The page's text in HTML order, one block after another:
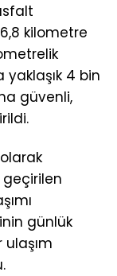
kilometre
4 bin
güvenli,
günlük